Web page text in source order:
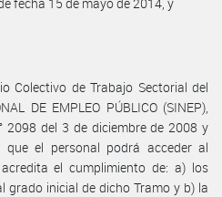
Colectivo de Trabajo Sectorial del
DE EMPLEO PÚBLICO (SINEP),
2098 del 3 de diciembre de 2008 y
que el personal podrá acceder al
el cumplimiento de: a) los
grado inicial de dicho Tramo y b) la